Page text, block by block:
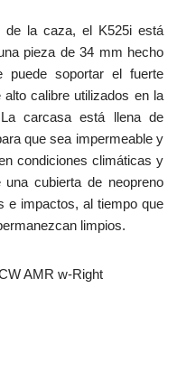
de la caza, el K525i está
pieza de 34 mm hecho
puede soportar el fuerte
calibre utilizados en la
carcasa está llena de
que sea impermeable y
condiciones climáticas y
cubierta de neopreno
e impactos, al tiempo que
limpios.